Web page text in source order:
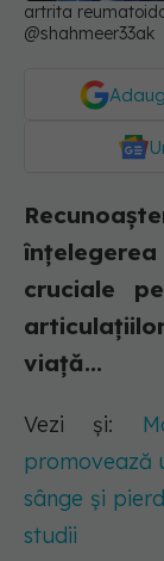
artrita
@shahmeer33ak
cruciale
viață...
Vezi și:
promovează
sânge și
studii